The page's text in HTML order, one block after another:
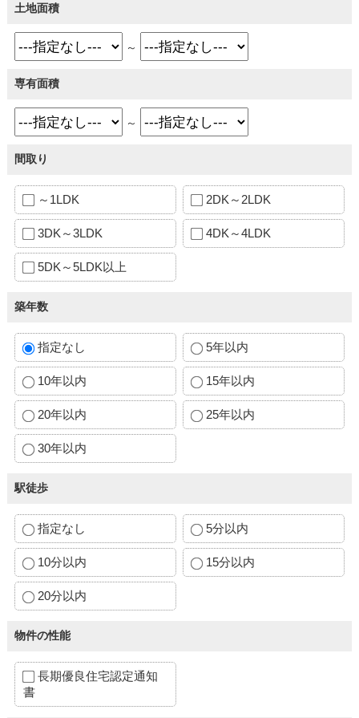
土地面積
～
専有面積
～
間取り
～1LDK 2DK～2LDK
3DK～3LDK 4DK～4LDK
5DK～5LDK以上
築年数
指定なし 5年以内
10年以内 15年以内
20年以内 25年以内
30年以内
駅徒歩
指定なし 5分以内
10分以内 15分以内
20分以内
物件の性能
長期優良住宅認定通知
書